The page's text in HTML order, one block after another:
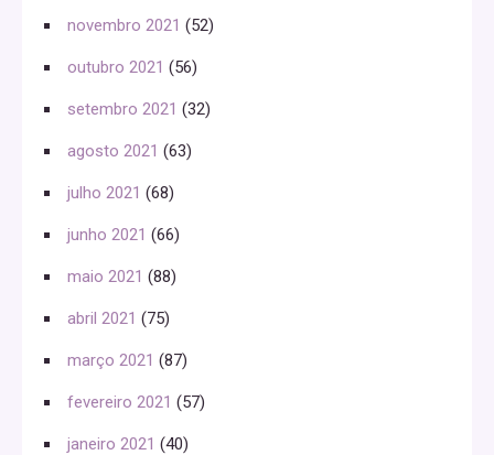
novembro 2021 (52)
outubro 2021 (56)
setembro 2021 (32)
agosto 2021 (63)
julho 2021 (68)
junho 2021 (66)
maio 2021 (88)
abril 2021 (75)
março 2021 (87)
fevereiro 2021 (57)
janeiro 2021 (40)